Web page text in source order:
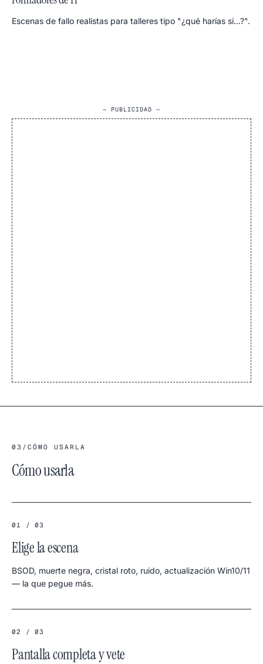
Escenas de fallo realistas para talleres tipo "¿qué harías si…?".
— PUBLICIDAD —
03 / CÓMO USARLA
Cómo usarla
01 / 03
Elige la escena
BSOD, muerte negra, cristal roto, ruido, actualización Win10/11
— la que pegue más.
02 / 03
Pantalla completa y vete